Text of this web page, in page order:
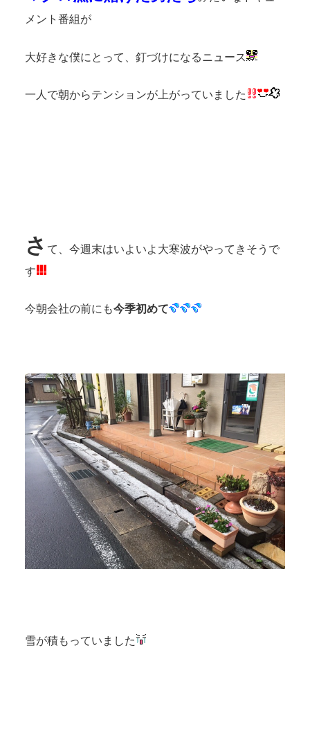
メント番組が
大好きな僕にとって、釘づけになるニュース
一人で朝からテンションが上がっていました
さ て
、今週末はいよいよ大寒波がやってきそうで
す
今朝会社の前にも今季初めて
雪が積もっていました